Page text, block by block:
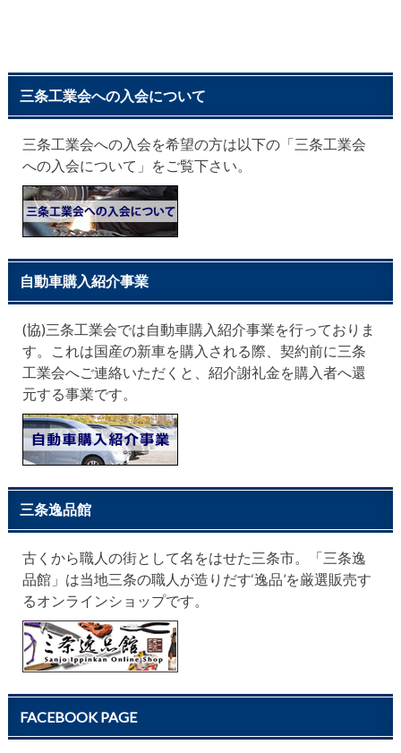
三条工業会への入会について
三条工業会への入会を希望の方は以下の「三条工業会
への入会について」をご覧下さい。
自動車購入紹介事業
(協)三条工業会では自動車購入紹介事業を行っておりま
す。これは国産の新車を購入される際、契約前に三条
工業会へご連絡いただくと、紹介謝礼金を購入者へ還
元する事業です。
三条逸品館
古くから職人の街として名をはせた三条市。「三条逸
品館」は当地三条の職人が造りだす‘逸品’を厳選販売す
るオンラインショップです。
FACEBOOK PAGE